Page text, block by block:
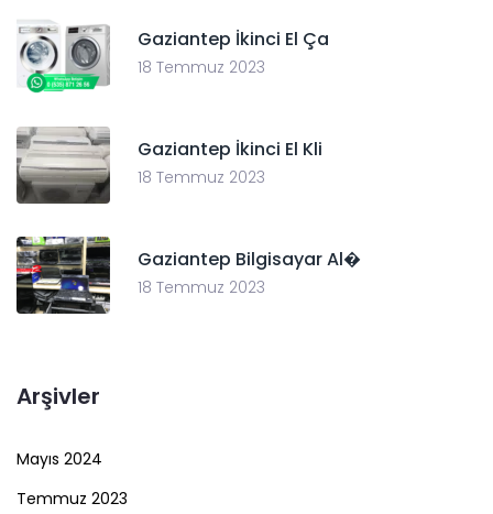
Gaziantep İkinci El Ça
18 Temmuz 2023
Gaziantep İkinci El Kli
18 Temmuz 2023
Gaziantep Bilgisayar Al�
18 Temmuz 2023
Arşivler
Mayıs 2024
Temmuz 2023